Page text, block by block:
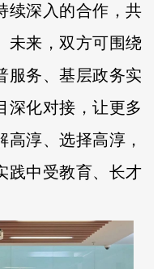
续深入的合作，共
未来，双方可围绕
服务、基层政务实
深化对接，让更多
淳、选择高淳，
践中受教育、长才